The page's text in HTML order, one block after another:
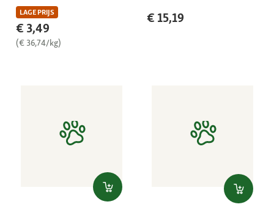
LAGE PRIJS
€ 3,49
(€ 36,74/kg)
€ 15,19